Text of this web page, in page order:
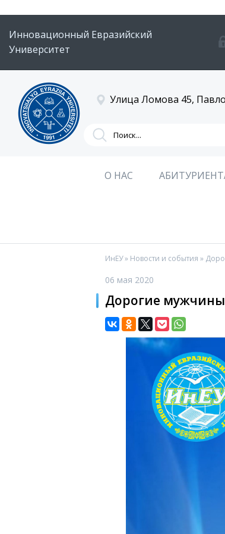
Инновационный Евразийский
Университет
Улица Ломова 45,
О НАС
ИнЕУ» Новости и события »
06 мая 2020
Дорогие